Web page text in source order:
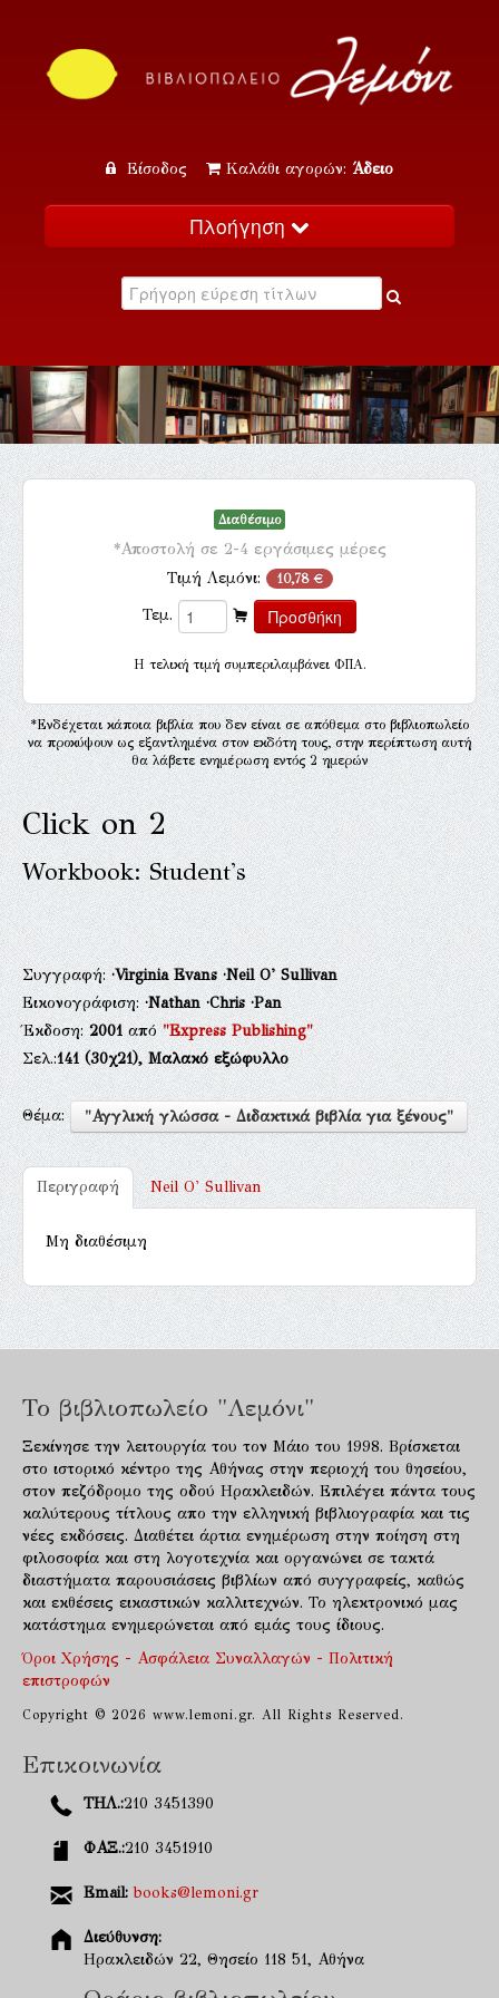
Είσοδος Καλάθι αγορών: Άδειο
Πλοήγηση
Κατάλογος
Εκδηλώσεις
Επικοινωνία
Διαθέσιμο
*Αποστολή σε 2-4 εργάσιμες μέρες
Τιμή Λεμόνι: 10,78 €
Τεμ.
H τελική τιμή συμπεριλαμβάνει ΦΠΑ.
*Ενδέχεται κάποια βιβλία που δεν είναι σε απόθεμα στο βιβλιοπωλείο
να προκύψουν ως εξαντλημένα στον εκδότη τους, στην περίπτωση αυτή
θα λάβετε ενημέρωση εντός 2 ημερών
Click on 2
Workbook: Student's
Συγγραφή:·Virginia Evans·Neil O' Sullivan
Εικονογράφιση:·Nathan·Chris·Pan
Έκδοση:2001από"Express Publishing"
Σελ.:141(30χ21), Μαλακό εξώφυλλο
Θέμα: "Αγγλική γλώσσα - Διδακτικά βιβλία για ξένους"
Περιγραφή Neil O' Sullivan
Μη διαθέσιμη
Το βιβλιοπωλείο "Λεμόνι"
Ξεκίνησε την λειτουργία του τον Μάιο του 1998. Βρίσκεται
στο ιστορικό κέντρο της Αθήνας στην περιοχή του θησείου,
στον πεζόδρομο της οδού Ηρακλειδών. Επιλέγει πάντα τους
καλύτερους τίτλους απο την ελληνική βιβλιογραφία και τις
νέες εκδόσεις. Διαθέτει άρτια ενημέρωση στην ποίηση στη
φιλοσοφία και στη λογοτεχνία και οργανώνει σε τακτά
διαστήματα παρουσιάσεις βιβλίων από συγγραφείς, καθώς
και εκθέσεις εικαστικών καλλιτεχνών. Το ηλεκτρονικό μας
κατάστημα ενημερώνεται από εμάς τους ίδιους.
Όροι Χρήσης - Ασφάλεια Συναλλαγών - Πολιτική
επιστροφών
Copyright © 2026 www.lemoni.gr. All Rights Reserved.
Επικοινωνία
ΤΗΛ.:210 3451390
ΦΑΞ.:210 3451910
Email: books@lemoni.gr
Διεύθυνση:
Ηρακλειδών 22, Θησείο 118 51, Αθήνα